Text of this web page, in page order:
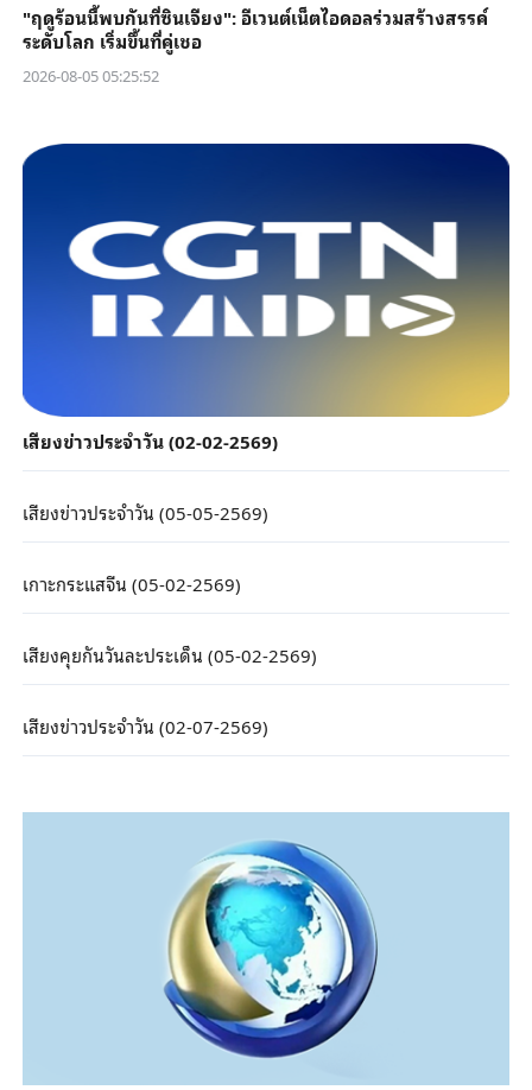
"ฤดูร้อนนี้พบกันที่ซินเจียง": อีเวนต์เน็ตไอดอลร่วมสร้างสรรค์
ระดับโลก เริ่มขึ้นที่คู่เชอ
2026-08-05 05:25:52
เสียงข่าวประจำวัน (02-02-2569)
เสียงข่าวประจำวัน (05-05-2569)
เกาะกระแสจีน (05-02-2569)
เสียงคุยกันวันละประเด็น (05-02-2569)
เสียงข่าวประจำวัน (02-07-2569)